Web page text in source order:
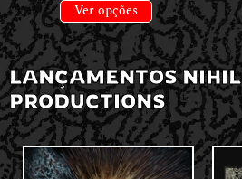
Ver opções
LANÇAMENTOS NIHIL
PRODUCTIONS